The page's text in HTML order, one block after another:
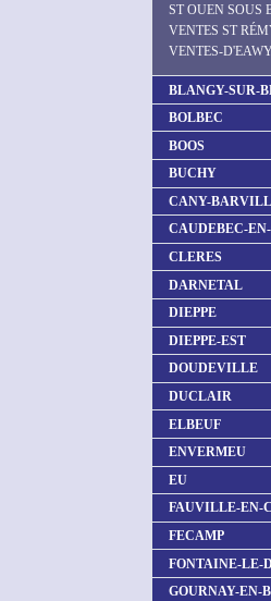
ST OUEN SOUS
VENTES ST
VENTES-D'EAWY
BLANGY-SUR-
BOLBEC
BOOS
BUCHY
CANY-
CAUDEBEC-
CLERES
DARNETAL
DIEPPE
DIEPPE-EST
DOUDEVILLE
DUCLAIR
ELBEUF
ENVERMEU
EU
FAUVILLE-EN-
FECAMP
FONTAINE-LE-
GOURNAY-EN-